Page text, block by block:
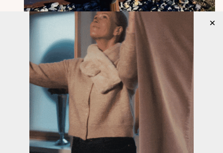
Tämä neule on siitä kiva, kun se ei lähde
levenemään vielä kainaloista vaan vasta rinnan
alta. Huomaatteko kuvasta, kuinka kauniisti neule
kaartaa kainaloiden alta. Juuri siksi tällaisissa
neuleissa, vaikka ne ovat A-linjaisia, ei vartalo
✕